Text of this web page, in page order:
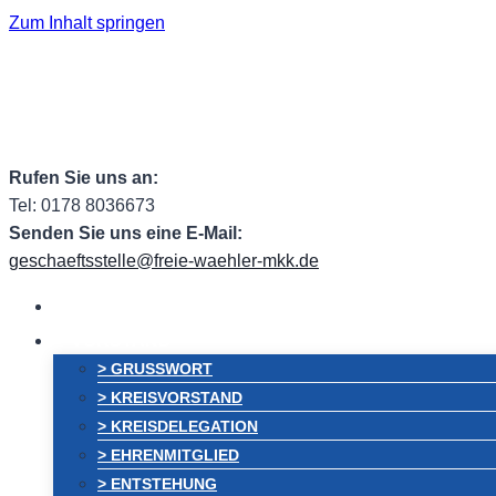
Zum Inhalt springen
Rufen Sie uns an:
Tel: 0178 8036673
Senden Sie uns eine E-Mail:
geschaeftsstelle@freie-waehler-mkk.de
> GRUSSWORT
> KREISVORSTAND
> KREISDELEGATION
> EHRENMITGLIED
> ENTSTEHUNG